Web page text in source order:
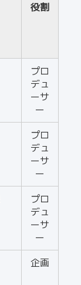
役割
プロ
デュ
ーサ
ー
プロ
デュ
ーサ
ー
プロ
デュ
ーサ
ー
企画